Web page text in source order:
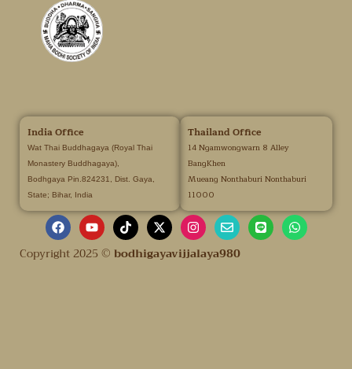
India Office
Wat Thai Buddhagaya (Royal Thai
Monastery Buddhagaya),
Bodhgaya Pin.824231, Dist. Gaya,
State; Bihar, India
Thailand Office
14 Ngamwongwarn 8 Alley
BangKhen
Mueang Nonthaburi Nonthaburi
11000
Copyright 2025 ©bodhigayavijjalaya980